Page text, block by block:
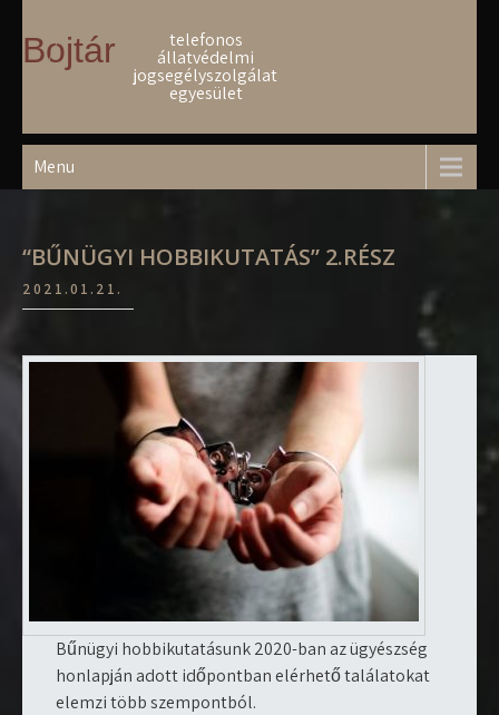
content
Bojtár telefonos
állatvédelmi
jogsegélyszolgálat
egyesület
Menu
“BŰNÜGYI HOBBIKUTATÁS” 2.RÉSZ
2021.01.21.
Bűnügyi hobbikutatásunk 2020-ban az ügyészség
honlapján adott időpontban elérhető találatokat
elemzi több szempontból.